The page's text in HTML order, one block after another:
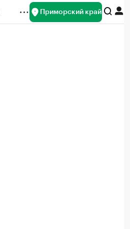
Приморский край